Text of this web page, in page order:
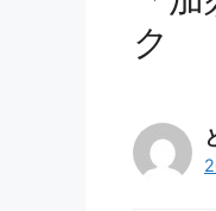
ク